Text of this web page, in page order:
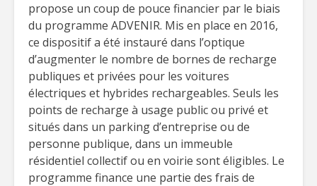
propose un coup de pouce financier par le biais
du programme ADVENIR. Mis en place en 2016,
ce dispositif a été instauré dans l’optique
d’augmenter le nombre de bornes de recharge
publiques et privées pour les voitures
électriques et hybrides rechargeables. Seuls les
points de recharge à usage public ou privé et
situés dans un parking d’entreprise ou de
personne publique, dans un immeuble
résidentiel collectif ou en voirie sont éligibles. Le
programme finance une partie des frais de